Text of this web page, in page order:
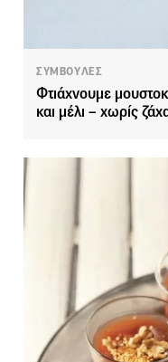
ΣΥΜΒΟΥΛΕΣ
Φτιάχνουμε
και μέλι – χωρίς